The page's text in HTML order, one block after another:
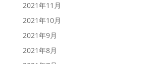
2021年11月
2021年10月
2021年9月
2021年8月